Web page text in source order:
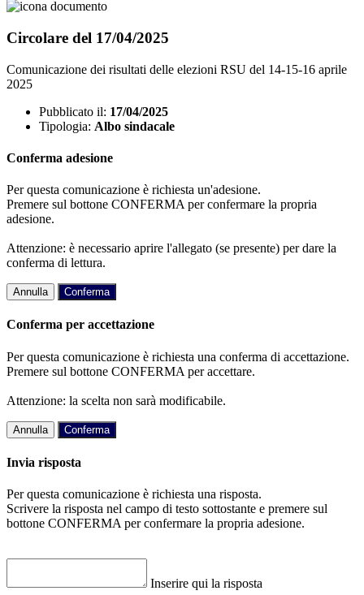
Circolare del 17/04/2025
Comunicazione dei risultati delle elezioni RSU del 14-15-16 aprile
2025
Pubblicato il: 17/04/2025
Tipologia: Albo sindacale
Conferma adesione
Per questa comunicazione è richiesta un'adesione.
Premere sul bottone CONFERMA per confermare la propria
adesione.
Attenzione: è necessario aprire l'allegato (se presente) per dare la
conferma di lettura.
Annulla Conferma
Conferma per accettazione
Per questa comunicazione è richiesta una conferma di accettazione.
Premere sul bottone CONFERMA per accettare.
Attenzione: la scelta non sarà modificabile.
Annulla Conferma
Invia risposta
Per questa comunicazione è richiesta una risposta.
Scrivere la risposta nel campo di testo sottostante e premere sul
bottone CONFERMA per confermare la propria adesione.
Inserire qui la risposta